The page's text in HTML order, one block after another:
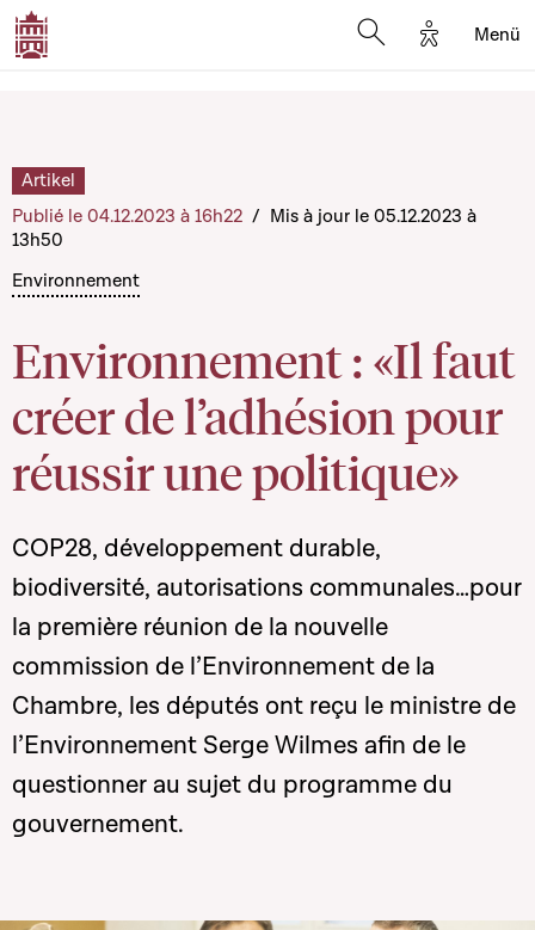
Options
Menü
Environnement
Environnement : «Il faut
créer de l’adhésion pour
réussir une politique»
Artikel
Publié le 04.12.2023 à 16h22 / Mis à jour le 05.12.2023 à
13h50
COP28, développement durable,
biodiversité, autorisations communales…pour
la première réunion de la nouvelle
commission de l’Environnement de la
Chambre, les députés ont reçu le ministre de
l’Environnement Serge Wilmes afin de le
questionner au sujet du programme du
gouvernement.